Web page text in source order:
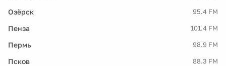
Озёрск 95.4 FM
Пенза 101.4 FM
Пермь 98.9 FM
Псков 88.3 FM